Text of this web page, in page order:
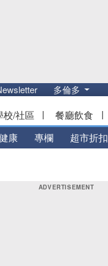
多倫多
校/社區 | 餐廳飲食 |
康 專欄 超市折扣